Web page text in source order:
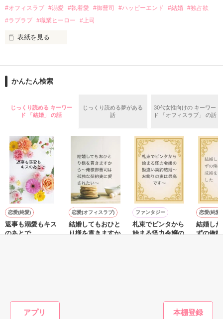
アプリ
夏木美桜(なつきみお)
鳴海哲平 (なるみてっぺい)
2026.6.5～2026.7.25
＊以前、公開していた話の改稿版です＊
作品を読む
の関係となってしまい――？
#オフィスラブ #溺愛 #執着愛 #御曹司 #ハッピーエンド #結婚 #独占欲
#ラブラブ #職業ヒーロー #上司
表紙を見る
ションの企画戦略室で働いている。
めた、同期で恋人の石垣守（26）がいるのだが、後輩の姫原由
いた。
守と由羅から『便利屋雛子』と馬鹿にされ、一人こっそり泣い
た上、同居まで提案してきて──？
鷹哉『宜しくな、俺の雛子』🦅
雛子『俺の……ひぃ、雛子？！！！』🐥
シゴデキで冷徹な上司が見せる素顔は、なぜか想像以上に甘く
て……🐥💓🦅
※表紙も作中使用の画像も全てフリー素材です。
※執筆期間2026.6.3〜7.20完結です。
かんたん検索
じっくり読める キーワー
ド 「結婚」 の話
じっくり読める夢がある
話
30代女性向けの キーワー
ド 「オフィスラブ」 の話
恋愛(純愛)
返事も溺愛もキス
のあとで
恋愛(オフィスラブ)
結婚してもおひと
り様を貫きますか
ファンタジー
札束でビンタから
始まる怪力令嬢の
恋愛(純愛)
結婚し
ずの俺
かんたん検索の条件を変える